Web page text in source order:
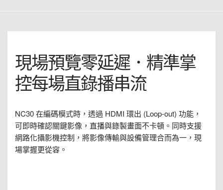
現場預覽零延遲．精準掌
控每場直錄播串流
NC30 在編碼模式時，透過 HDMI 環出 (Loop-out) 功能，
可即時確認關鍵影像，直播與錄製畫面不卡頓。同時支援
網路化攝影機控制，將影像傳輸與設備管理合而為一，現
場掌握更從容。